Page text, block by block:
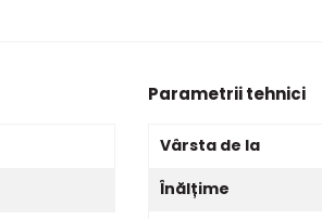
Parametrii tehnici
Vârsta de la
Înălțime